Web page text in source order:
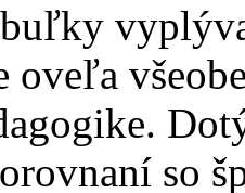
oveľa
so